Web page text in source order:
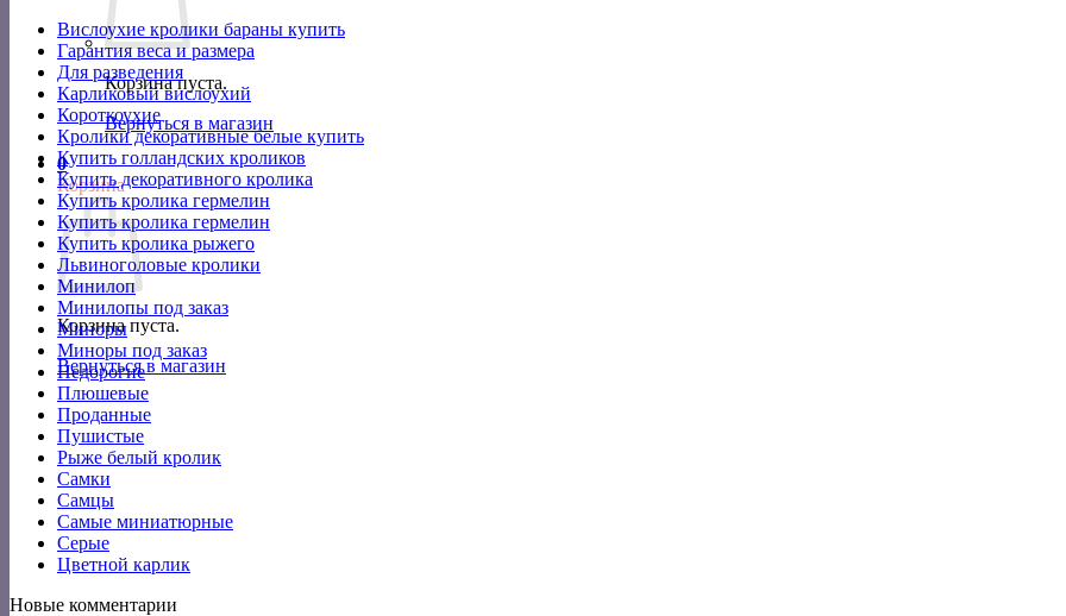
Корзина пуста.
Вернуться в магазин
0
Корзина
Корзина пуста.
Вернуться в магазин
Вислоухие кролики бараны купить
Гарантия веса и размера
Для разведения
Карликовый вислоухий
Короткоухие
Кролики декоративные белые купить
Купить голландских кроликов
Купить декоративного кролика
Купить кролика гермелин
Купить кролика гермелин
Купить кролика рыжего
Львиноголовые кролики
Минилоп
Минилопы под заказ
Миноры
Миноры под заказ
Недорогие
Плюшевые
Проданные
Пушистые
Рыже белый кролик
Самки
Самцы
Самые миниатюрные
Серые
Цветной карлик
Новые комментарии